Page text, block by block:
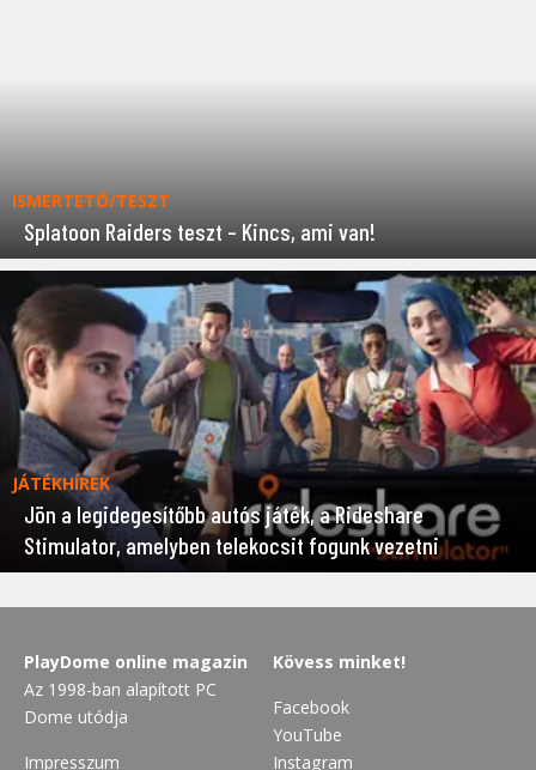
ISMERTETŐ/TESZT
Splatoon Raiders teszt – Kincs, ami van!
JÁTÉKHÍREK
Jön a legidegesítőbb autós játék, a Rideshare
Stimulator, amelyben telekocsit fogunk vezetni
PlayDome online magazin
Az 1998-ban alapított PC
Dome utódja
Impresszum
Kövess minket!
Facebook
YouTube
Instagram